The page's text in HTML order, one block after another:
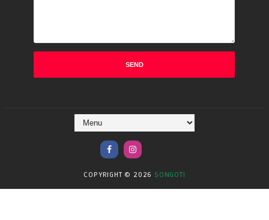
COPYRIGHT © 2026 SONGOTI